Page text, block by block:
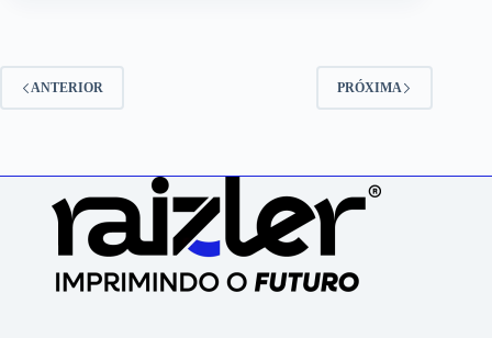
impacto,
ANTERIOR PRÓXIMA